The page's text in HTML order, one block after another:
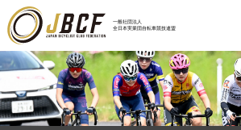
一般社団法人
全日本実業団自転車競技連盟
ニュース
レース日程